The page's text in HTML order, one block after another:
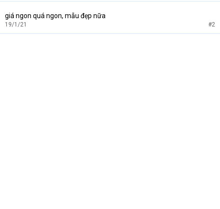
giá ngon quá ngon, mẫu đẹp nữa
19/1/21 #2